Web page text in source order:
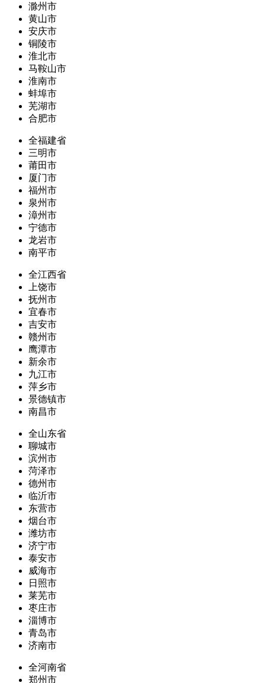
滁州市
黄山市
安庆市
铜陵市
淮北市
马鞍山市
淮南市
蚌埠市
芜湖市
合肥市
全福建省
三明市
莆田市
厦门市
福州市
泉州市
漳州市
宁德市
龙岩市
南平市
全江西省
上饶市
抚州市
宜春市
吉安市
赣州市
鹰潭市
新余市
九江市
萍乡市
景德镇市
南昌市
全山东省
聊城市
滨州市
菏泽市
德州市
临沂市
东营市
烟台市
潍坊市
济宁市
泰安市
威海市
日照市
莱芜市
枣庄市
淄博市
青岛市
济南市
全河南省
郑州市